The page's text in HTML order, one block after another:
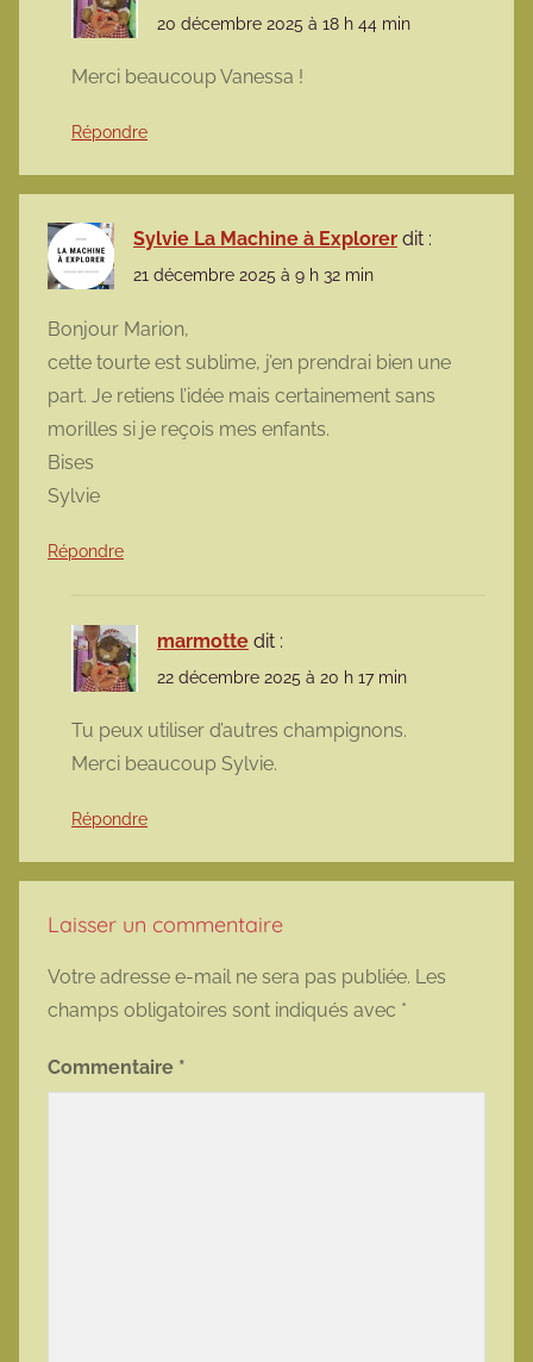
20 décembre 2025 à 18 h 44 min
Merci beaucoup Vanessa !
Répondre
Sylvie La Machine à Explorer dit :
21 décembre 2025 à 9 h 32 min
Bonjour Marion,
cette tourte est sublime, j’en prendrai bien une
part. Je retiens l’idée mais certainement sans
morilles si je reçois mes enfants.
Bises
Sylvie
Répondre
marmotte dit :
22 décembre 2025 à 20 h 17 min
Tu peux utiliser d’autres champignons.
Merci beaucoup Sylvie.
Répondre
Laisser un commentaire
Votre adresse e-mail ne sera pas publiée. Les
champs obligatoires sont indiqués avec *
Commentaire *